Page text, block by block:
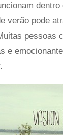
verão pode
pessoas
e